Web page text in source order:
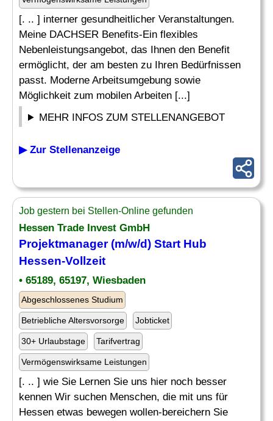
[. .. ] interner gesundheitlicher Veranstaltungen.
Meine DACHSER Benefits-Ein flexibles
Nebenleistungsangebot, das Ihnen den Benefit
ermöglicht, der am besten zu Ihren Bedürfnissen
passt. Moderne Arbeitsumgebung sowie
Möglichkeit zum mobilen Arbeiten [...]
MEHR INFOS ZUM STELLENANGEBOT
▶ Zur Stellenanzeige
Job gestern bei Stellen-Online gefunden
Hessen Trade Invest GmbH
Projektmanager (m/w/d) Start Hub
Hessen-Vollzeit
• 65189, 65197, Wiesbaden
Abgeschlossenes Studium
Betriebliche Altersvorsorge Jobticket
30+ Urlaubstage Tarifvertrag
Vermögenswirksame Leistungen
[. .. ] wie Sie Lernen Sie uns hier noch besser
kennen Wir suchen Menschen, die mit uns für
Hessen etwas bewegen wollen-bereichern Sie